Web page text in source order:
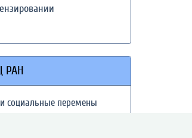
РАН
социальные перемены